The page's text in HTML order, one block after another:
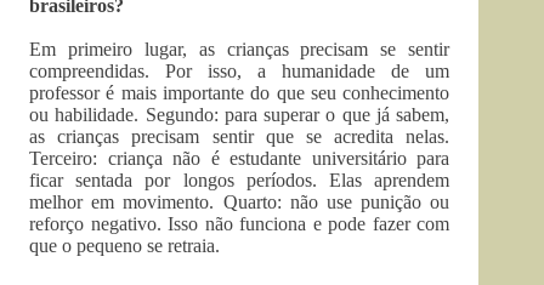
brasileiros?
Em primeiro lugar, as crianças precisam se sentir
compreendidas. Por isso, a humanidade de um
professor é mais importante do que seu conhecimento
ou habilidade. Segundo: para superar o que já sabem,
as crianças precisam sentir que se acredita nelas.
Terceiro: criança não é estudante universitário para
ficar sentada por longos períodos. Elas aprendem
melhor em movimento. Quarto: não use punição ou
reforço negativo. Isso não funciona e pode fazer com
que o pequeno se retraia.